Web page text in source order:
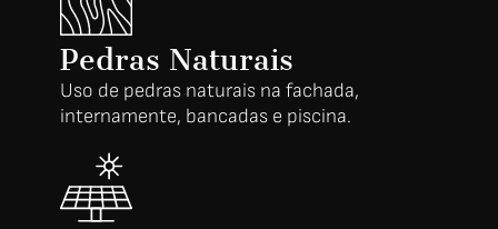
Pedras Naturais
Uso de pedras naturais na fachada,
internamente, bancadas e piscina.